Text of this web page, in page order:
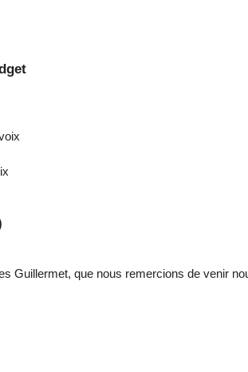
Guillermet, que nous remercions de venir